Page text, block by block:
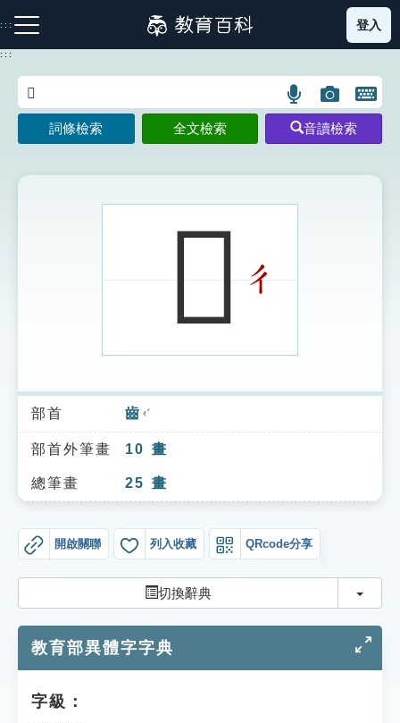
到
主
:::
注音索引圖示 筆畫索引圖示 部首索引表圖示
索引選單
知識索引
單字索引
貓頭鷹博士
登入
:::
語
言
搜
示
圖
片
搜
開
鍵
圖
詞條檢索 全文檢索 音讀檢索
𪙋ㄔ
部首 齒 ㄔˇ
部首外筆畫 10 畫
總筆畫 25 畫
開啟關聯 列入收藏 QRcode分享
切換辭典 切換
教育部異體字字典
字級：